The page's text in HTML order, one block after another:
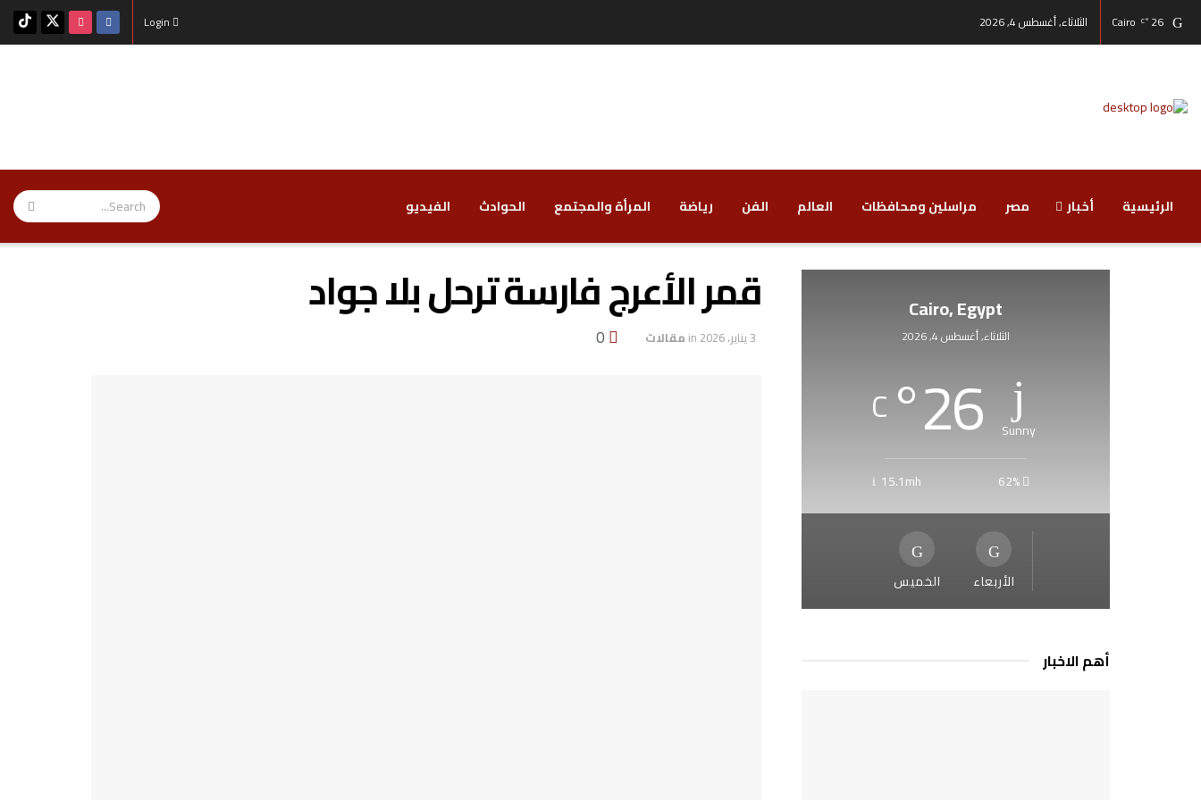
26
°C
Cairo الثلاثاء, أغسطس 4, 2026
الرئيسية أخبار مصر مراسلين ومحافظات ‏العالم الفن رياضة ‏المرأة والمجتمع ‏الحوادث ‏الفيديو
قمر الأعرج فارسة ترحل بلا جواد
3 يناير، 2026 in مقالات
Cairo, Egypt
الثلاثاء, أغسطس 4, 2026
Sunny
26
°
C
62%
15.1mh
الأربعاء الخميس
أهم الاخبار